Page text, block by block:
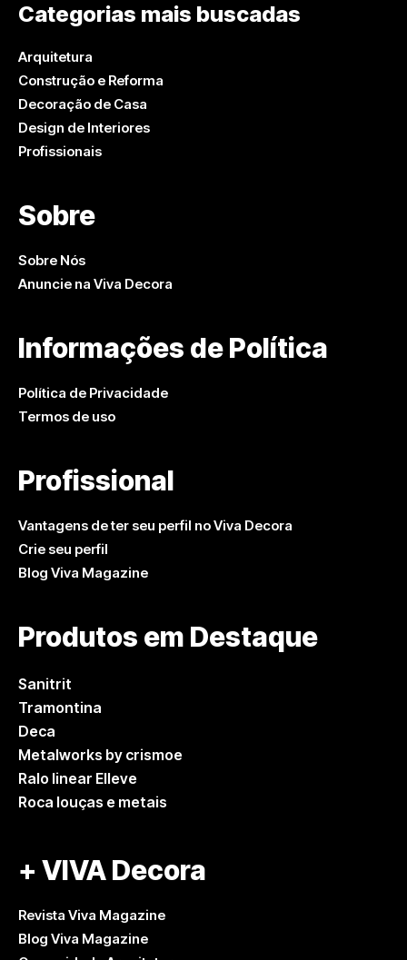
Categorias mais buscadas
Arquitetura
Construção e Reforma
Decoração de Casa
Design de Interiores
Profissionais
Sobre
Sobre Nós
Anuncie na Viva Decora
Informações de Política
Política de Privacidade
Termos de uso
Profissional
Vantagens de ter seu perfil no Viva Decora
Crie seu perfil
Blog Viva Magazine
Produtos em Destaque
Sanitrit
Tramontina
Deca
Metalworks by crismoe
Ralo linear Elleve
Roca louças e metais
+ VIVA Decora
Revista Viva Magazine
Blog Viva Magazine